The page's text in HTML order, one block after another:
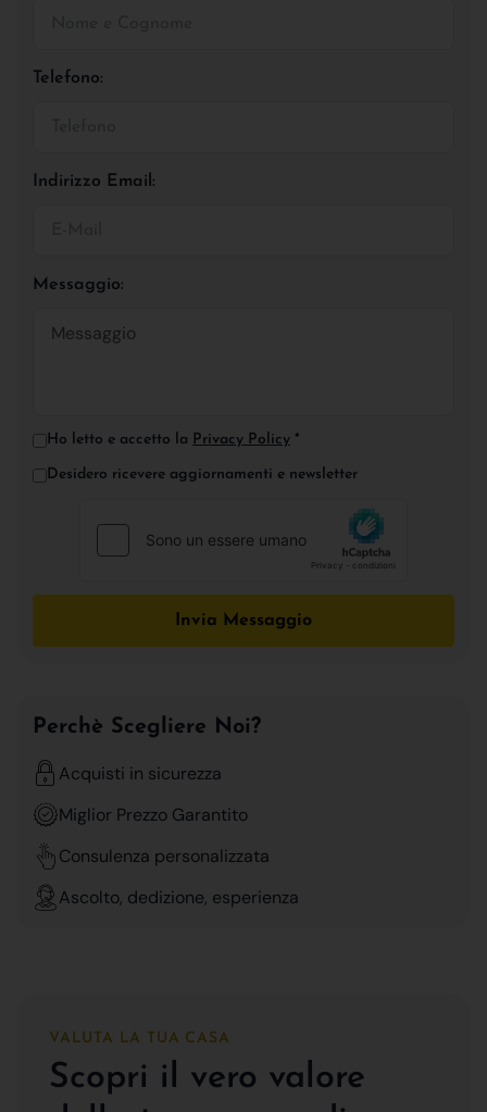
Telefono:
Indirizzo Email:
Messaggio:
Ho letto e accetto la Privacy Policy *
Desidero ricevere aggiornamenti e newsletter
Invia Messaggio
Perchè Scegliere Noi?
Acquisti in sicurezza
Miglior Prezzo Garantito
Consulenza personalizzata
Ascolto, dedizione, esperienza
VALUTA LA TUA CASA
Scopri il vero valore